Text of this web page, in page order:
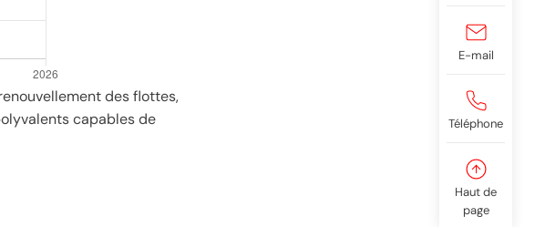
des flottes,
capables de
E-mail
Téléphone
Haut de
page